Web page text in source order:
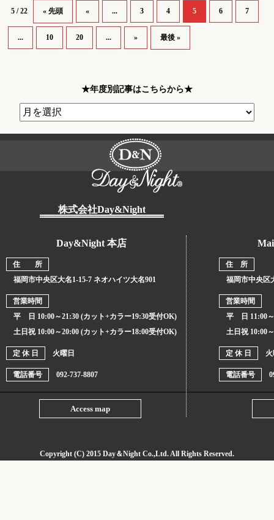
5 / 22 « 先頭 « ... 3 4 5 6 7
... 10 20 ... » 最後 »
★年度別記事はこちらから★
株式会社Day&Night
Day&Night 本店
住 所
福岡市中央区大名1-15-7 ネオハイツ大名901
営業時間
平 日 10:00～21:30 (カット+カラー19:30受付OK)
土日祝 10:00～20:00 (カット+カラー18:00受付OK)
定 休 日 火曜日
電話番号 092-737-8807
Access map
住 所
福岡市中央区
営業時間
平 日 11:00～
土日祝 10:00
定 休 日 火
電話番号
Copyright (C) 2015 Day＆Night Co.,Ltd. All Rights Reserved.